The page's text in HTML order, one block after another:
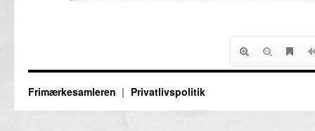
Frimærkesamleren Privatlivspolitik